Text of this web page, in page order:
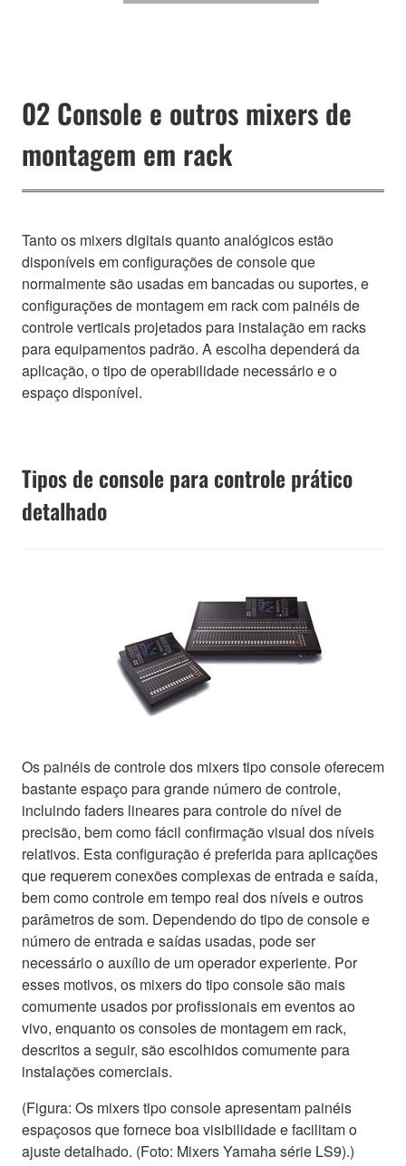
02 Console e outros mixers de
montagem em rack
Tanto os mixers digitais quanto analógicos estão
disponíveis em configurações de console que
normalmente são usadas em bancadas ou suportes, e
configurações de montagem em rack com painéis de
controle verticais projetados para instalação em racks
para equipamentos padrão. A escolha dependerá da
aplicação, o tipo de operabilidade necessário e o
espaço disponível.
Tipos de console para controle prático
detalhado
Os painéis de controle dos mixers tipo console oferecem
bastante espaço para grande número de controle,
incluindo faders lineares para controle do nível de
precisão, bem como fácil confirmação visual dos níveis
relativos. Esta configuração é preferida para aplicações
que requerem conexões complexas de entrada e saída,
bem como controle em tempo real dos níveis e outros
parâmetros de som. Dependendo do tipo de console e
número de entrada e saídas usadas, pode ser
necessário o auxílio de um operador experiente. Por
esses motivos, os mixers do tipo console são mais
comumente usados por profissionais em eventos ao
vivo, enquanto os consoles de montagem em rack,
descritos a seguir, são escolhidos comumente para
instalações comerciais.
(Figura: Os mixers tipo console apresentam painéis
espaçosos que fornece boa visibilidade e facilitam o
ajuste detalhado. (Foto: Mixers Yamaha série LS9).)